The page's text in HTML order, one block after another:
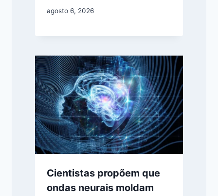
agosto 6, 2026
Cientistas propõem que
ondas neurais moldam